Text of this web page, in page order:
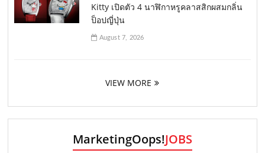
Kitty เปิดตัว 4 นาฬิกาหรูคลาสสิกผสมกลิ่น
ป็อปญี่ปุ่น
August 7, 2026
VIEW MORE
MarketingOops!JOBS